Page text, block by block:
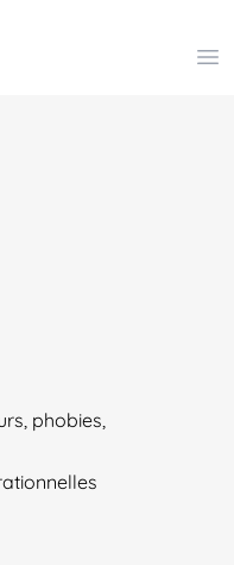
Evénements et
phobies,